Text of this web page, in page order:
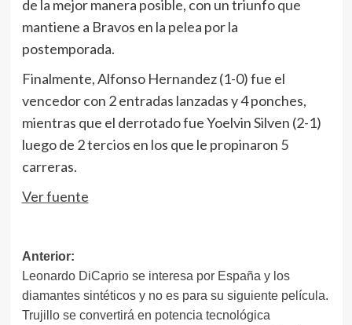
de la mejor manera posible, con un triunfo que
mantiene a Bravos en la pelea por la
postemporada.
Finalmente, Alfonso Hernandez (1-0) fue el
vencedor con 2 entradas lanzadas y 4 ponches,
mientras que el derrotado fue Yoelvin Silven (2-1)
luego de 2 tercios en los que le propinaron 5
carreras.
Ver fuente
Navegación
de
entradas
Anterior:
Leonardo DiCaprio se interesa por España y los
diamantes sintéticos y no es para su siguiente película.
Trujillo se convertirá en potencia tecnológica